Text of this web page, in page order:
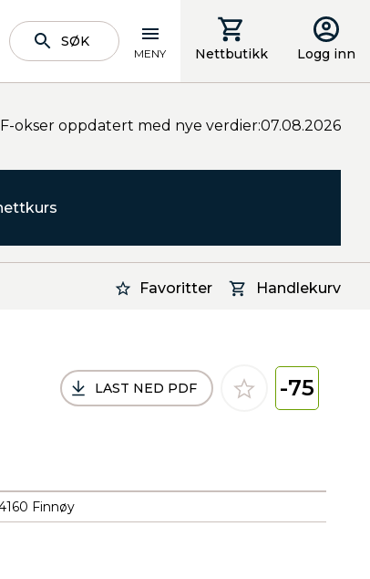
SØK
MENY Nettbutikk Logg inn
okser oppdatert med nye verdier:07.08.2026
Favoritter Handlekurv
LAST NED PDF -75
Finnøy